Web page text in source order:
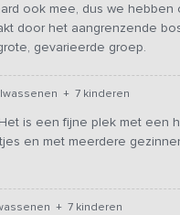
ook mee, dus we hebben
door het aangrenzende
gevarieerde groep.
+ 7 kinderen
is een fijne plek met een
en met meerdere
+ 7 kinderen